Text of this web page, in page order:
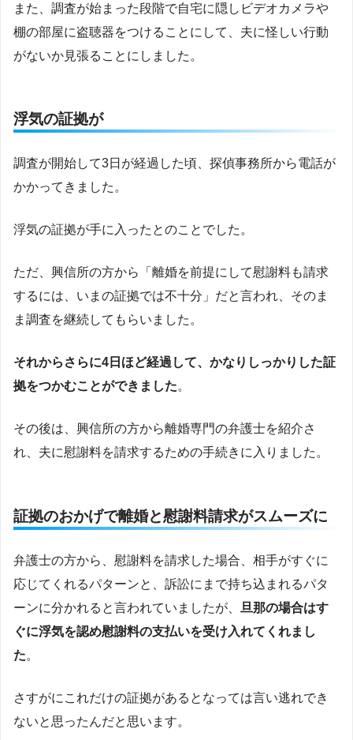
また、調査が始まった段階で自宅に隠しビデオカメラや
棚の部屋に盗聴器をつけることにして、夫に怪しい行動
がないか見張ることにしました。
浮気の証拠が
調査が開始して3日が経過した頃、探偵事務所から電話が
かかってきました。
浮気の証拠が手に入ったとのことでした。
ただ、興信所の方から「離婚を前提にして慰謝料も請求
するには、いまの証拠では不十分」だと言われ、そのま
ま調査を継続してもらいました。
それからさらに4日ほど経過して、かなりしっかりした証
拠をつかむことができました。
その後は、興信所の方から離婚専門の弁護士を紹介さ
れ、夫に慰謝料を請求するための手続きに入りました。
証拠のおかげで離婚と慰謝料請求がスムーズに
弁護士の方から、慰謝料を請求した場合、相手がすぐに
応じてくれるパターンと、訴訟にまで持ち込まれるパタ
ーンに分かれると言われていましたが、 旦那の場合はす
ぐに浮気を認め慰謝料の支払いを受け入れてくれまし
た。
さすがにこれだけの証拠があるとなっては言い逃れでき
ないと思ったんだと思います。